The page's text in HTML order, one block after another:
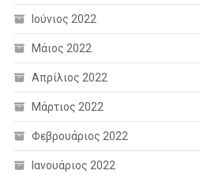
Ιούνιος 2022
Μάιος 2022
Απρίλιος 2022
Μάρτιος 2022
Φεβρουάριος 2022
Ιανουάριος 2022